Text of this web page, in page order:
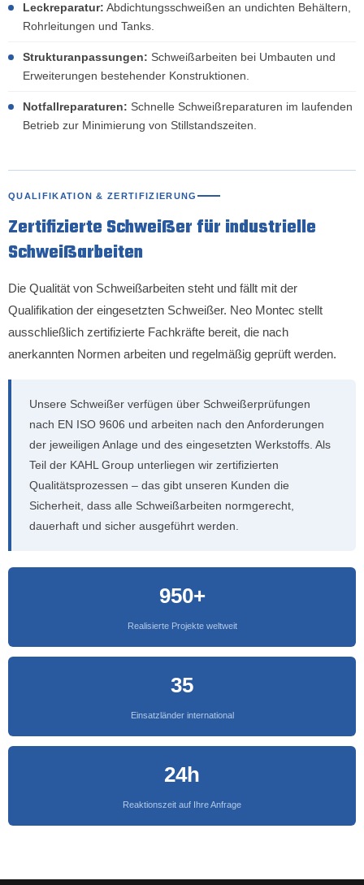
Leckreparatur: Abdichtungsschweißen an undichten Behältern,
Rohrleitungen und Tanks.
Strukturanpassungen: Schweißarbeiten bei Umbauten und
Erweiterungen bestehender Konstruktionen.
Notfallreparaturen: Schnelle Schweißreparaturen im laufenden
Betrieb zur Minimierung von Stillstandszeiten.
QUALIFIKATION & ZERTIFIZIERUNG
Zertifizierte Schweißer für industrielle
Schweißarbeiten
Die Qualität von Schweißarbeiten steht und fällt mit der
Qualifikation der eingesetzten Schweißer. Neo Montec stellt
ausschließlich zertifizierte Fachkräfte bereit, die nach
anerkannten Normen arbeiten und regelmäßig geprüft werden.
Unsere Schweißer verfügen über Schweißerprüfungen
nach EN ISO 9606 und arbeiten nach den Anforderungen
der jeweiligen Anlage und des eingesetzten Werkstoffs. Als
Teil der KAHL Group unterliegen wir zertifizierten
Qualitätsprozessen – das gibt unseren Kunden die
Sicherheit, dass alle Schweißarbeiten normgerecht,
dauerhaft und sicher ausgeführt werden.
950+
Realisierte Projekte weltweit
35
Einsatzländer international
24h
Reaktionszeit auf Ihre Anfrage